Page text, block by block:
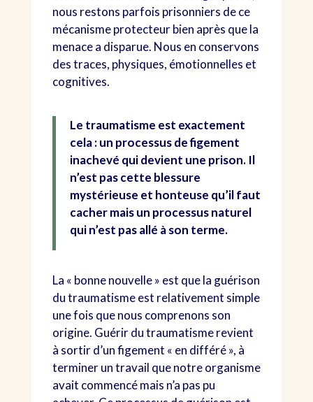
nous restons parfois prisonniers de ce
mécanisme protecteur bien après que la
menace a disparue. Nous en conservons
des traces, physiques, émotionnelles et
cognitives.
Le traumatisme est exactement
cela : un processus de figement
inachevé qui devient une prison. Il
n’est pas cette blessure
mystérieuse et honteuse qu’il faut
cacher mais un processus naturel
qui n’est pas allé à son terme.
La « bonne nouvelle » est que la guérison
du traumatisme est relativement simple
une fois que nous comprenons son
origine. Guérir du traumatisme revient
à sortir d’un figement « en différé », à
terminer un travail que notre organisme
avait commencé mais n’a pas pu